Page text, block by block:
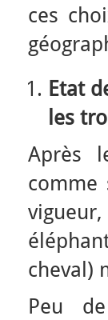
ces
Etat
les
Après
comme
cheval)
Peu